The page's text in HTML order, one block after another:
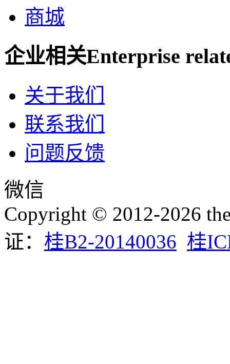
商城
企业相关Enterprise
关于我们
联系我们
问题反馈
微信
Copyright © 2012-2026
证： 桂B2-20140036 桂